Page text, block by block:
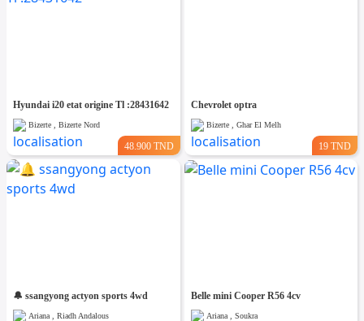
Hyundai i20 etat origine Tl :28431642
Bizerte , Bizerte Nord
48.900 TND
Chevrolet optra
Bizerte , Ghar El Melh
19 TND
🔔 ssangyong actyon sports 4wd
Ariana , Riadh Andalous
Belle mini Cooper R56 4cv
Ariana , Soukra